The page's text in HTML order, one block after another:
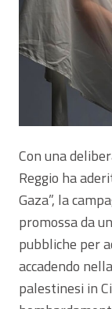
Con una
Reggio ha
Gaza”, la
promossa da
pubbliche per
accadendo
palestinesi in